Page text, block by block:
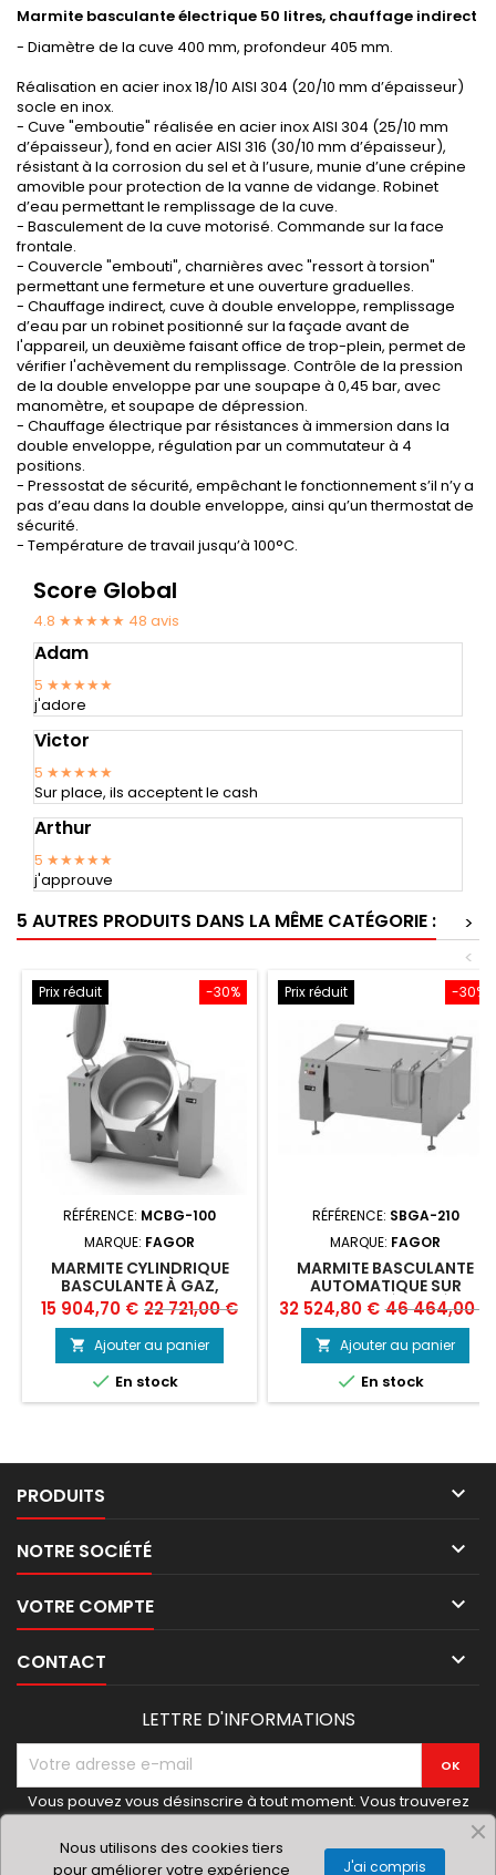
Marmite basculante électrique 50 litres, chauffage indirect
- Diamètre de la cuve 400 mm, profondeur 405 mm.
Réalisation en acier inox 18/10 AISI 304 (20/10 mm d’épaisseur)
socle en inox.
- Cuve "emboutie" réalisée en acier inox AISI 304 (25/10 mm
d’épaisseur), fond en acier AISI 316 (30/10 mm d’épaisseur),
résistant à la corrosion du sel et à l’usure, munie d’une crépine
amovible pour protection de la vanne de vidange. Robinet
d’eau permettant le remplissage de la cuve.
- Basculement de la cuve motorisé. Commande sur la face
frontale.
- Couvercle "embouti", charnières avec "ressort à torsion"
permettant une fermeture et une ouverture graduelles.
- Chauffage indirect, cuve à double enveloppe, remplissage
d’eau par un robinet positionné sur la façade avant de
l'appareil, un deuxième faisant office de trop-plein, permet de
vérifier l'achèvement du remplissage. Contrôle de la pression
de la double enveloppe par une soupape à 0,45 bar, avec
manomètre, et soupape de dépression.
- Chauffage électrique par résistances à immersion dans la
double enveloppe, régulation par un commutateur à 4
positions.
- Pressostat de sécurité, empêchant le fonctionnement s’il n’y a
pas d’eau dans la double enveloppe, ainsi qu’un thermostat de
sécurité.
- Température de travail jusqu’à 100°C.
Score Global
4.8 ★★★★★ 48 avis
Adam
5 ★★★★★
j'adore
Victor
5 ★★★★★
Sur place, ils acceptent le cash
Arthur
5 ★★★★★
j'approuve
5 AUTRES PRODUITS DANS LA MÊME CATÉGORIE :
>
<
-30%
Prix réduit
RÉFÉRENCE: MCBG-100
MARQUE: FAGOR
MARMITE CYLINDRIQUE
BASCULANTE À GAZ,
CHAUFFAGE DIRECT,
FAGOR MCBG-100
Prix
15 904,70 € Prix
de
base
22 721,00 €
 Ajouter au panier
 En stock
-30%
Prix réduit
RÉFÉRENCE: SBGA-210
MARQUE: FAGOR
MARMITE BASCULANTE
AUTOMATIQUE SUR
CHÂSSIS À GAZ À
CHAUFFAGE DIRECT, 210
LITRES
Prix
32 524,80 € Prix
de
base
46 464,00 €
 Ajouter au panier
 En stock
PRODUITS 
NOTRE SOCIÉTÉ 
VOTRE COMPTE 
CONTACT 
LETTRE D'INFORMATIONS
Vous pouvez vous désinscrire à tout moment. Vous trouverez
pour cela nos informations de contact dans les conditions
d'utilisation du site.
Nous utilisons des cookies tiers
pour améliorer votre expérience
J'ai compris